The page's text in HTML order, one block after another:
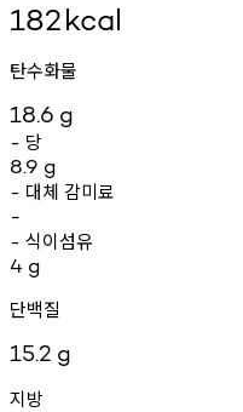
182kcal
탄수화물
18.6 g
- 당
8.9 g
- 대체 감미료
-
- 식이섬유
4 g
단백질
15.2 g
지방